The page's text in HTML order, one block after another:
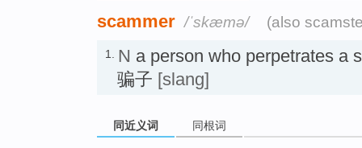
scammer /ˈskæmə/ (also
1. N a person who perpetrates a
骗子 [slang]
同近义词 同根词